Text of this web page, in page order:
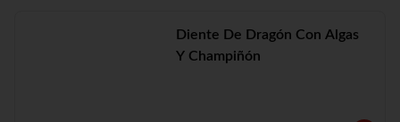
Diente De Dragón Con Algas
Y Champiñón